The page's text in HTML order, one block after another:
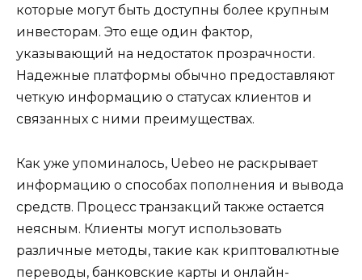
которые могут быть доступны более крупным
инвесторам. Это еще один фактор,
указывающий на недостаток прозрачности.
Надежные платформы обычно предоставляют
четкую информацию о статусах клиентов и
связанных с ними преимуществах.
Как уже упоминалось, Uebeo не раскрывает
информацию о способах пополнения и вывода
средств. Процесс транзакций также остается
неясным. Клиенты могут использовать
различные методы, такие как криптовалютные
переводы, банковские карты и онлайн-